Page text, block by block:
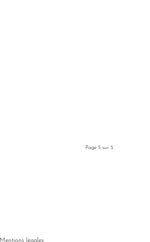
Page 5 sur 5
Mentions légales